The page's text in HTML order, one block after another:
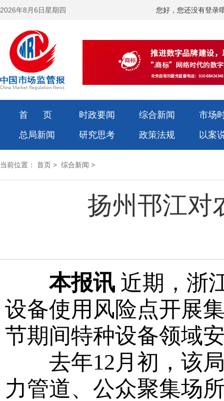
2026年8月6日星期四 您好，您还没有登录
首 页 时政要闻 综合新闻
市场
总局新闻
研究思考 政策法规 以案
当前位置： 首页 > 综合新闻 >
扬州邗江对
本报讯 近期，浙
设备使用风险点开展
节期间特种设备领域
去年12月初，该局
力管道、公众聚集场